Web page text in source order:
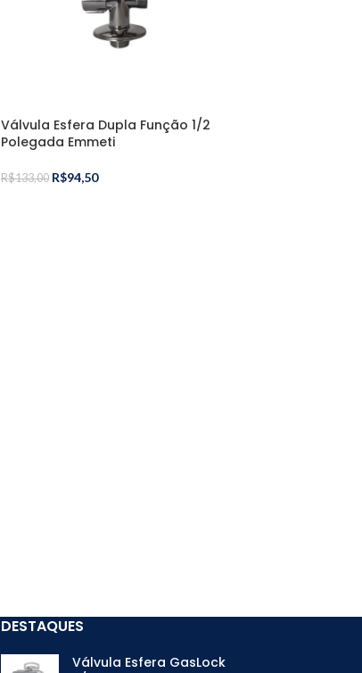
Válvula Esfera Dupla Função 1/2
Polegada Emmeti
R$133,00 R$94,50
DESTAQUES
Válvula Esfera GasLock